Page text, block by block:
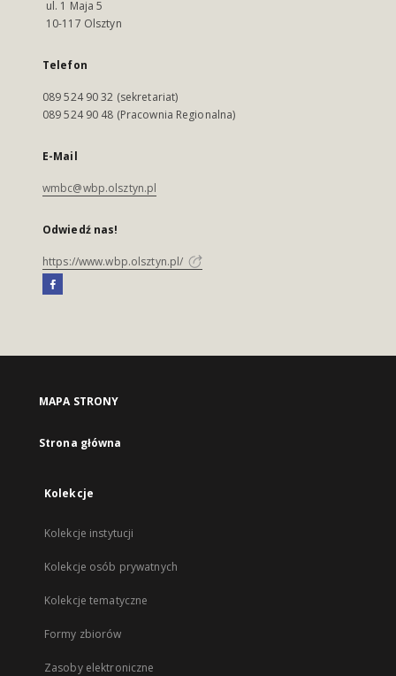
ul. 1 Maja 5
10-117 Olsztyn
Telefon
089 524 90 32 (sekretariat)
089 524 90 48 (Pracownia Regionalna)
E-Mail
wmbc@wbp.olsztyn.pl
Odwiedź nas!
https://www.wbp.olsztyn.pl/
MAPA STRONY
Strona główna
Kolekcje
Kolekcje instytucji
Kolekcje osób prywatnych
Kolekcje tematyczne
Formy zbiorów
Zasoby elektroniczne